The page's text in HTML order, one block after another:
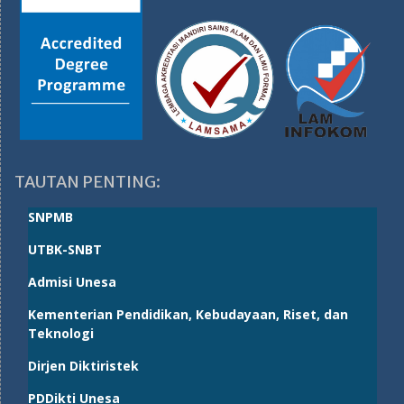
TAUTAN PENTING:
SNPMB
UTBK-SNBT
Admisi Unesa
Kementerian Pendidikan, Kebudayaan, Riset, dan
Teknologi
Dirjen Diktiristek
PDDikti Unesa